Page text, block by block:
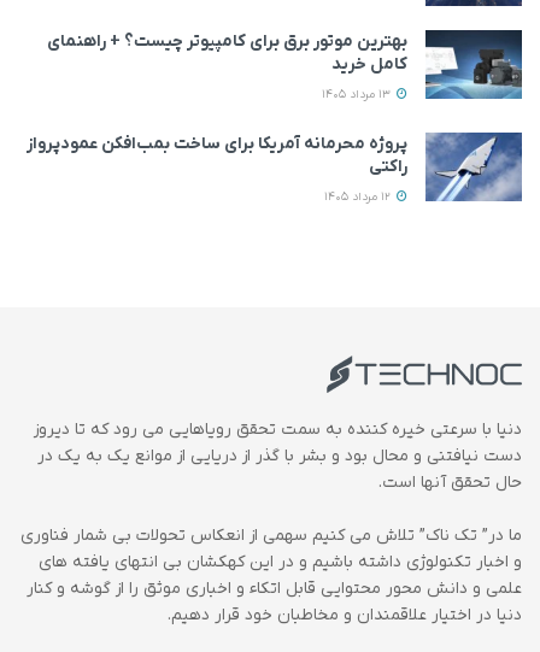
بهترین موتور برق برای کامپیوتر چیست؟ + راهنمای
کامل خرید
پروژه محرمانه آمریکا برای ساخت بمب‌افکن عمودپرواز
راکتی
دنیا با سرعتی خیره کننده به سمت تحقق رویاهایی می رود که تا دیروز
دست نیافتنی و محال بود و بشر با گذر از دریایی از موانع یک به یک در
حال تحقق آنها است.
ما در” تک ناک” تلاش می کنیم سهمی از انعکاس تحولات بی شمار فناوری
و اخبار تکنولوژی داشته باشیم و در این کهکشان بی انتهای یافته های
علمی و دانش محور محتوایی قابل اتکاء و اخباری موثق را از گوشه و کنار
دنیا در اختیار علاقمندان و مخاطبان خود قرار دهیم.